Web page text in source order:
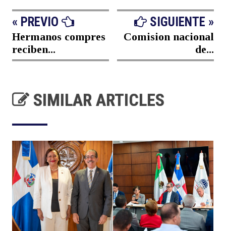
« PREVIO
Hermanos compres
reciben...
SIGUIENTE »
Comision nacional
de...
SIMILAR ARTICLES